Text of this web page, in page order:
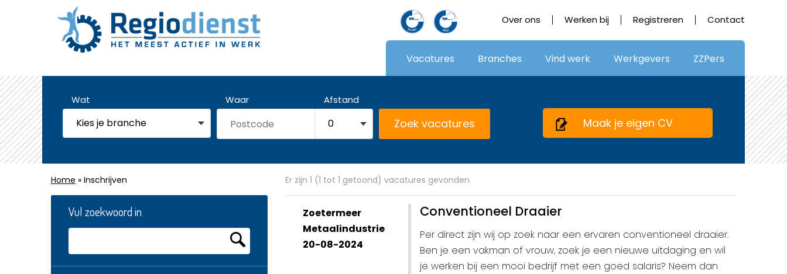
Over ons Werken bij Registreren Contact
Vacatures Branches Vind werk Werkgevers ZZPers
Wat Waar Afstand
Maak je eigen CV
Home » Inschrijven Er zijn 1 (1 tot 1 getoond) vacatures gevonden
Vul zoekwoord in
Zoetermeer
Metaalindustrie
20-08-2024
Conventioneel Draaier
Per direct zijn wij op zoek naar een ervaren conventioneel draaier.
Ben je een vakman of vrouw, zoek je een nieuwe uitdaging en wil
je werken bij een mooi bedrijf met een goed salaris? Neem dan